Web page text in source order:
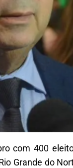
com 400
Grande do